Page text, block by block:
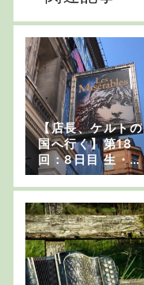
【店長、ケルトの
国へ行く】第18
回：8日目 生・ミ
ゼラブル【待望の
ミュージカル】